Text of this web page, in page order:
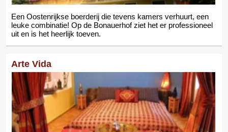
Een Oostenrijkse boerderij die tevens kamers verhuurt, een
leuke combinatie! Op de Bonauerhof ziet het er professioneel
uit en is het heerlijk toeven.
Arte Vida